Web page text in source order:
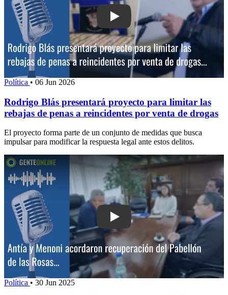
Play: Rodrigo Blás presentará
Política • 06 Jun 2026
Rodrigo Blás presentará proyecto para limitar las
rebajas de penas a reincidentes por venta de drogas
El proyecto forma parte de un conjunto de medidas que busca
impulsar para modificar la respuesta legal ante estos delitos.
Play: Antía y Menoni acordaron
Política • 30 Jun 2025